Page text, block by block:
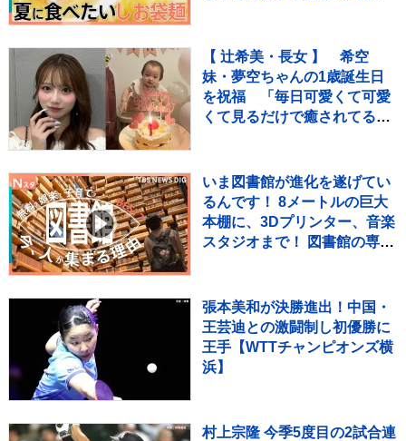
【 辻希美・長女 】 希空
妹・夢空ちゃんの1歳誕生日
を祝福 「毎日可愛くて可愛
くて見るだけで癒されてる
いま図書館が進化を遂げてい
るんです！ 8メートルの巨大
本棚に、3Dプリンター、音楽
スタジオまで！ 図書館の専門
張本美和が決勝進出！中国・
王芸迪との激闘制し初優勝に
王手【WTTチャンピオンズ横
浜】
村上宗隆 今季5度目の2試合連